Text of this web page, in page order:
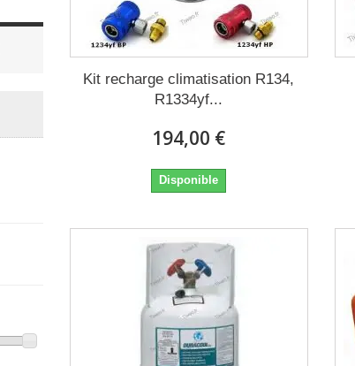
Kit recharge climatisation R134,
R1334yf...
194,00 €
Disponible